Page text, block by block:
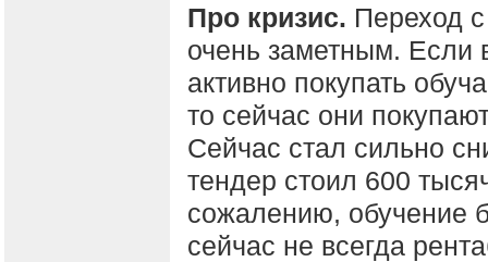
Про кризис. Переход
очень заметным. Если
активно покупать
то сейчас они
Сейчас стал сильно
тендер стоил 600
сожалению, обучение
сейчас не всегда